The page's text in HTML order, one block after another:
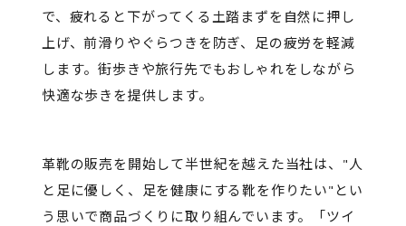
で、疲れると下がってくる土踏まずを自然に押し
上げ、前滑りやぐらつきを防ぎ、足の疲労を軽減
します。街歩きや旅行先でもおしゃれをしながら
快適な歩きを提供します。
革靴の販売を開始して半世紀を越えた当社は、"人
と足に優しく、足を健康にする靴を作りたい"とい
う思いで商品づくりに取り組んでいます。「ツイ